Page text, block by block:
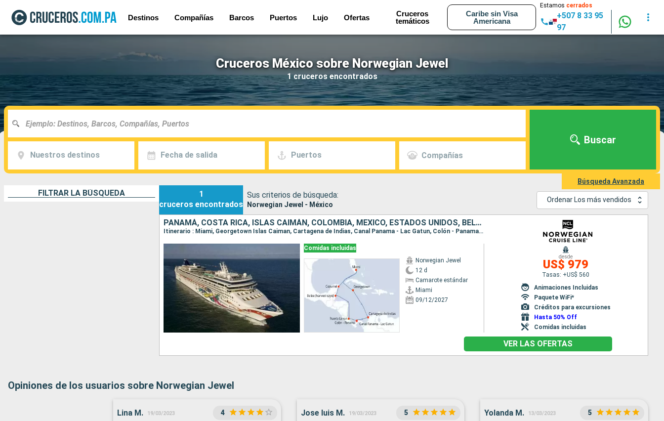
Destinos Compañías Barcos Puertos Lujo Ofertas
Cruceros
temáticos
Caribe sin Visa
Americana
Estamos cerrados
+507 8 33 95
97
Cruceros México sobre Norwegian Jewel
1 cruceros encontrados
Nuestros destinos Fecha de salida Puertos Compañías
Buscar
Búsqueda Avanzada
FILTRAR LA BÚSQUEDA
1
cruceros encontrados
Sus criterios de búsqueda:
Norwegian Jewel - México
Ordenar Los más vendidos
PANAMÁ, COSTA RICA, ISLAS CAIMÁN, COLOMBIA, MÉXICO, ESTADOS UNIDOS, BELICE
Itinerario : Miami, Georgetown Islas Caiman, Cartagena de Indias, Canal Panama - Lac Gatun, Colón - Panama, Puerto Limon, Belize (harvest caye), Cozumel, Miami
Comidas incluidas
Norwegian Jewel
12 d
Camarote estándar
Miami
09/12/2027
desde
US$ 979
Tasas: +US$ 560
Animaciones Incluidas
Paquete WiFi*
Créditos para excursiones
Hasta 50% Off
Comidas incluidas
VER LAS OFERTAS
Opiniones de los usuarios sobre Norwegian Jewel
Lina M. 19/03/2023 4 Jose luis M. 19/03/2023 5 Yolanda M. 13/03/2023 5